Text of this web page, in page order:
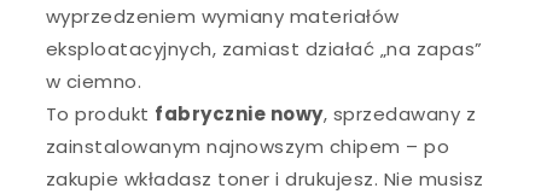
wyprzedzeniem wymiany materiałów
eksploatacyjnych, zamiast działać „na zapas”
w ciemno.
To produkt fabrycznie nowy, sprzedawany z
zainstalowanym najnowszym chipem – po
zakupie wkładasz toner i drukujesz. Nie musisz